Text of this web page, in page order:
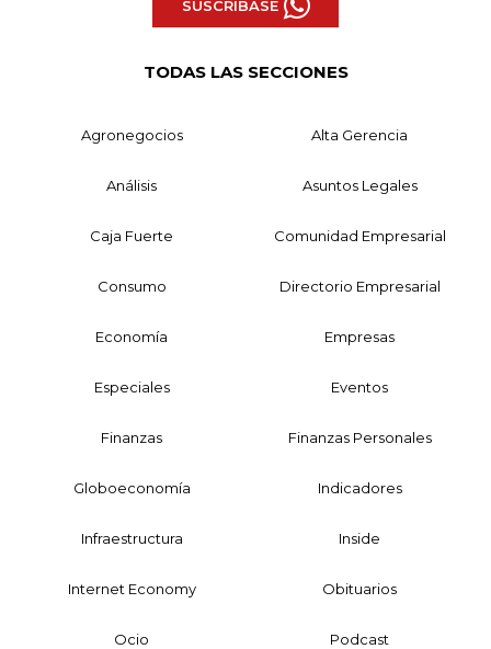
SUSCRÍBASE
TODAS LAS SECCIONES
Agronegocios Alta Gerencia
Análisis Asuntos Legales
Caja Fuerte Comunidad Empresarial
Consumo Directorio Empresarial
Economía Empresas
Especiales Eventos
Finanzas Finanzas Personales
Globoeconomía Indicadores
Infraestructura Inside
Internet Economy Obituarios
Ocio Podcast